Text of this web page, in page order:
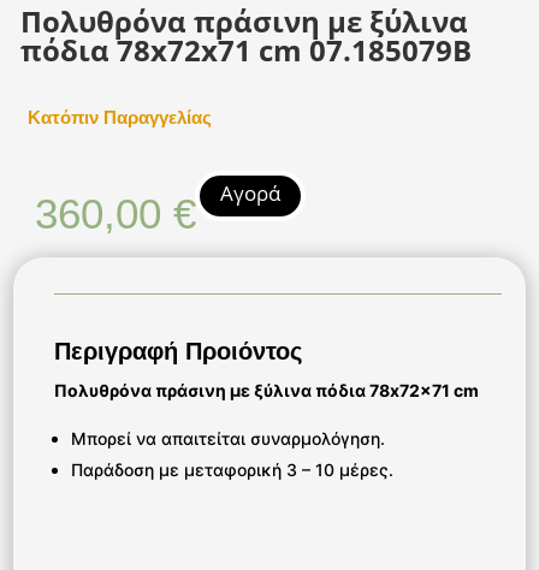
Πολυθρόνα πράσινη με ξύλινα
πόδια 78x72x71 cm 07.185079B
Κατόπιν Παραγγελίας
360,00€ Αγορά
Περιγραφή Προιόντος
Πολυθρόνα πράσινη με ξύλινα πόδια 78x72x71 cm
Μπορεί να απαιτείται συναρμολόγηση.
Παράδοση με μεταφορική 3 – 10 μέρες.